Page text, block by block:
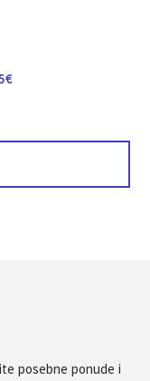
€
posebne ponude i